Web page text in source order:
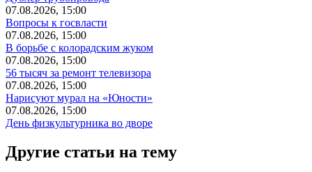
07.08.2026, 15:00
Вопросы к госвласти
07.08.2026, 15:00
В борьбе с колорадским жуком
07.08.2026, 15:00
56 тысяч за ремонт телевизора
07.08.2026, 15:00
Нарисуют мурал на «Юности»
07.08.2026, 15:00
День физкультурника во дворе
Другие статьи на тему